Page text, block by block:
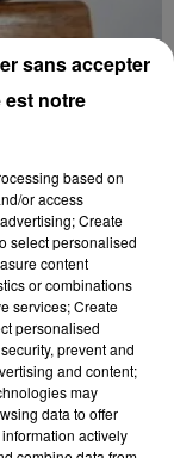
octobre, 10
des
bimensuelle.
est notre
based on
or access
Create
select personalised
content
or combinations
services; Create
personalised
prevent and
and content;
may
data to offer
actively
sans accepter